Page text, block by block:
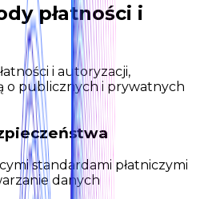
płatności i
i autoryzacji,
o publicznych i prywatnych
standardami płatniczymi
danych